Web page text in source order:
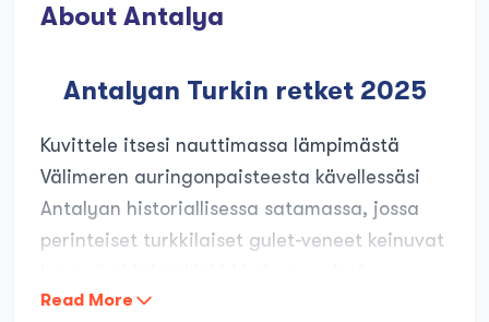
About Antalya
Antalyan Turkin retket 2025
Kuvittele itsesi nauttimassa lämpimästä
Välimeren auringonpaisteesta kävellessäsi
Antalyan historiallisessa satamassa, jossa
perinteiset turkkilaiset gulet-veneet keinuvat
Brittiläisille lomailijoille, jotka etsivät pakoa
Read More